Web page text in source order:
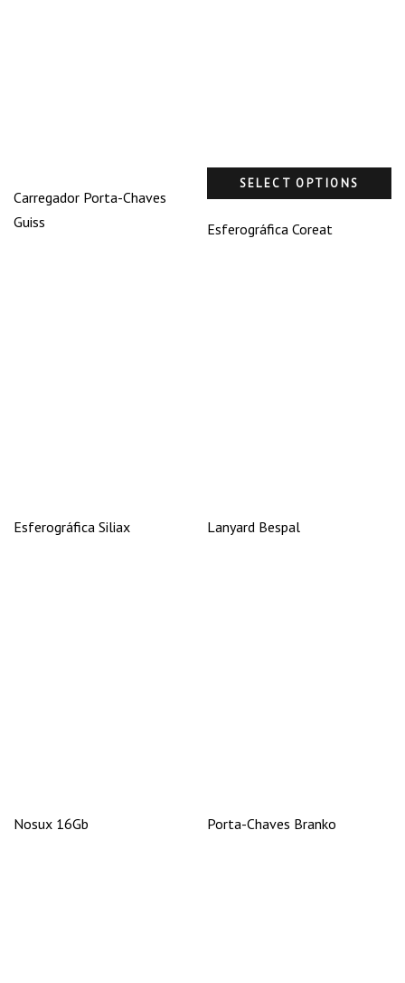
Carregador Porta-Chaves
Guiss
SELECT OPTIONS
Esferográfica Coreat
Esferográfica Siliax Lanyard Bespal
Nosux 16Gb Porta-Chaves Branko